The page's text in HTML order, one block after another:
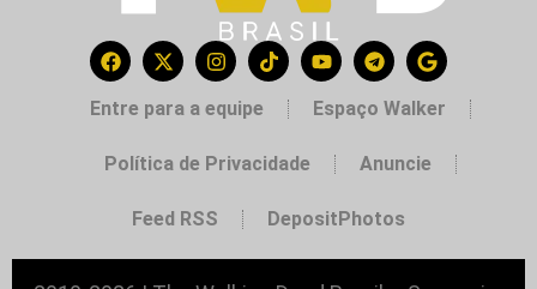
Entre para a equipe Espaço Walker
Política de Privacidade Anuncie
Feed RSS DepositPhotos